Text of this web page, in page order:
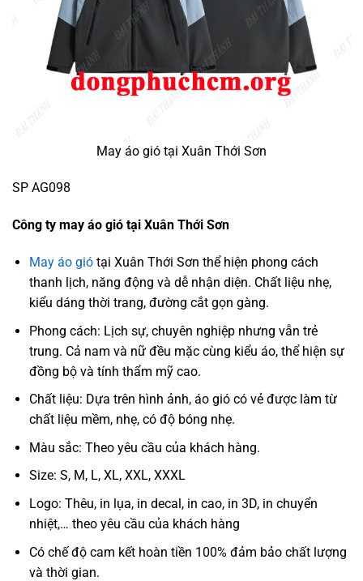
May áo gió tại Xuân Thới Sơn
SP AG098
Công ty may áo gió tại Xuân Thới Sơn
May áo giótại Xuân Thới Sơn thể hiện phong cách
thanh lịch, năng động và dễ nhận diện. Chất liệu nhẹ,
kiểu dáng thời trang, đường cắt gọn gàng.
Phong cách: Lịch sự, chuyên nghiệp nhưng vẫn trẻ
trung. Cả nam và nữ đều mặc cùng kiểu áo, thể hiện sự
đồng bộ và tính thẩm mỹ cao.
Chất liệu: Dựa trên hình ảnh, áo gió có vẻ được làm từ
chất liệu mềm, nhẹ, có độ bóng nhẹ.
Màu sắc: Theo yêu cầu của khách hàng.
Size: S, M, L, XL, XXL, XXXL
Logo: Thêu, in lụa, in decal, in cao, in 3D, in chuyển
nhiệt,… theo yêu cầu của khách hàng
Có chế độ cam kết hoàn tiền 100% đảm bảo chất lượng
và thời gian.